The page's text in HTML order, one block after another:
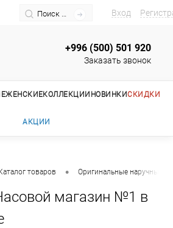
Вход
+996 (500) 501 920
Заказать звонок
ЖЕНСКИЕКОЛЛЕКЦИИ НОВИНКИСКИДКИ
АКЦИИ
товаров • Оригинальные наручные
магазин №1 в